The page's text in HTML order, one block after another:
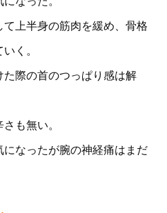
上半身の筋肉を緩め、骨格
く。
際の首のつっぱり感は解
も無い。
になったが腕の神経痛はまだ